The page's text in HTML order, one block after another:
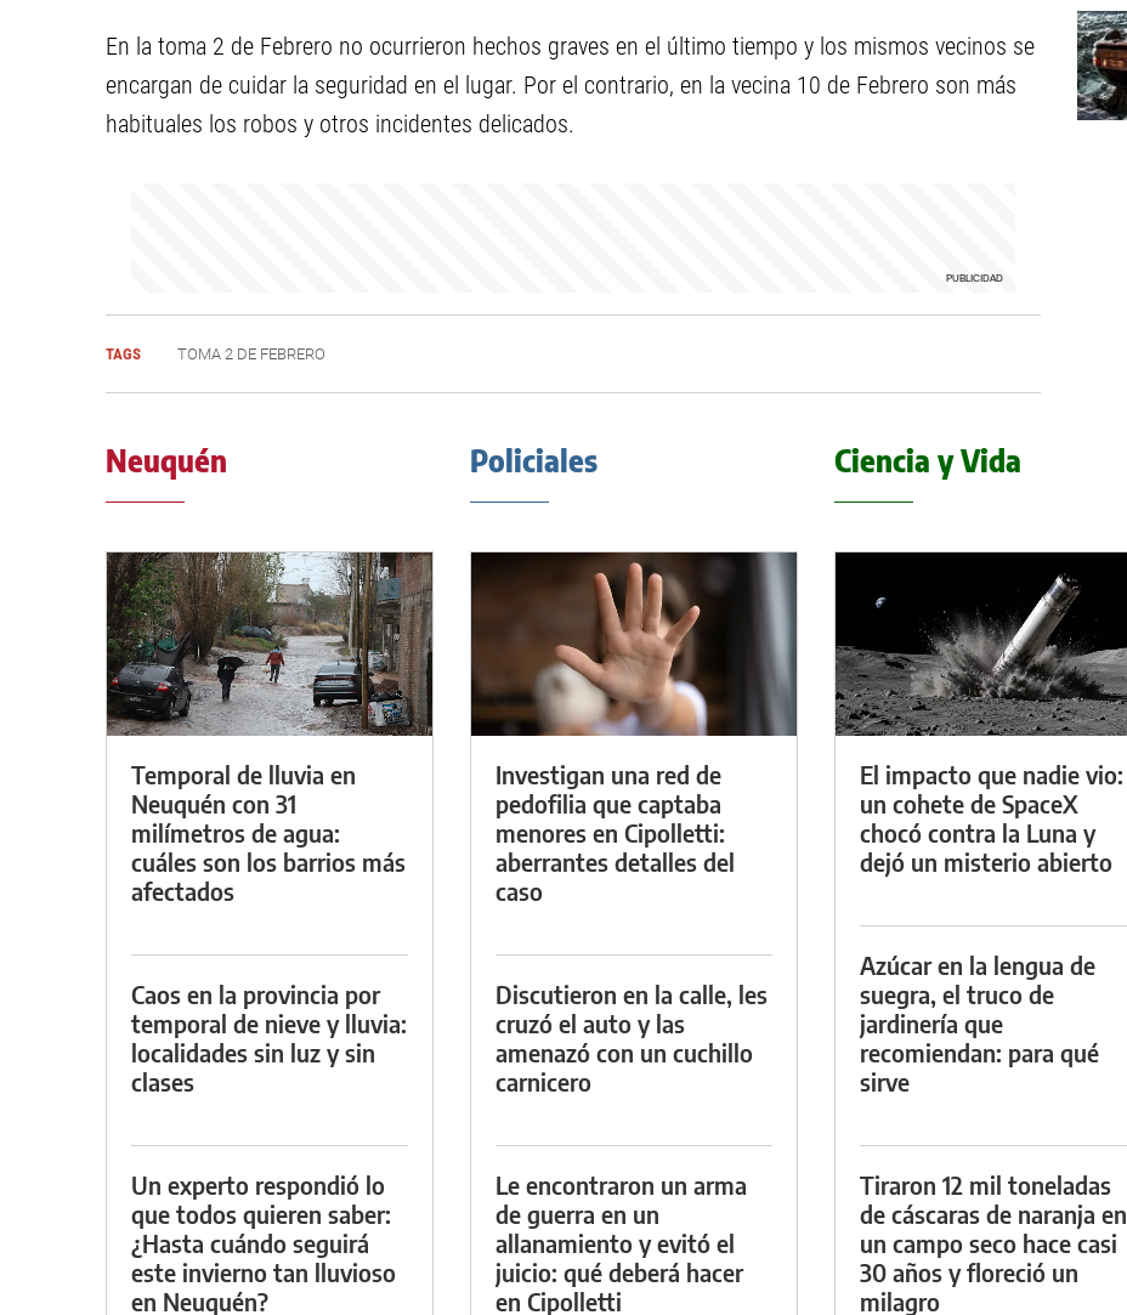
En la toma 2 de Febrero no ocurrieron hechos graves en el último tiempo y los mismos vecinos se
encargan de cuidar la seguridad en el lugar. Por el contrario, en la vecina 10 de Febrero son más
habituales los robos y otros incidentes delicados.
TAGS TOMA 2 DE FEBRERO
Neuquén
Temporal de lluvia en
Neuquén con 31
milímetros de agua:
cuáles son los barrios más
afectados
Caos en la provincia por
temporal de nieve y lluvia:
localidades sin luz y sin
clases
Un experto respondió lo
que todos quieren saber:
¿Hasta cuándo seguirá
este invierno tan lluvioso
en Neuquén?
Policiales
Investigan una red de
pedofilia que captaba
menores en Cipolletti:
aberrantes detalles del
caso
Discutieron en la calle, les
cruzó el auto y las
amenazó con un cuchillo
carnicero
Le encontraron un arma
de guerra en un
allanamiento y evitó el
juicio: qué deberá hacer
en Cipolletti
Ciencia y Vida
El impacto que nadie vio:
un cohete de SpaceX
chocó contra la Luna y
dejó un misterio abierto
Azúcar en la lengua de
suegra, el truco de
jardinería que
recomiendan: para qué
sirve
Tiraron 12 mil toneladas
de cáscaras de naranja en
un campo seco hace casi
30 años y floreció un
milagro